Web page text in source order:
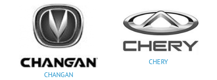
CHANGAN
CHERY